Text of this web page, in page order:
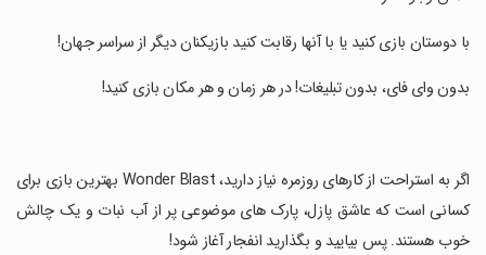
‏با دوستان بازی کنید یا با آنها رقابت کنید بازیکنان دیگر از سراسر جهان!
‏بدون وای فای، بدون تبلیغات! در هر زمان و هر مکان بازی کنید!
‏اگر به استراحت از کارهای روزمره نیاز دارید، Wonder Blast بهترین بازی برای
کسانی است که عاشق پازل، پارک های موضوعی پر از آب نبات و یک چالش
خوب هستند. پس بیایید و بگذارید انفجار آغاز شود!